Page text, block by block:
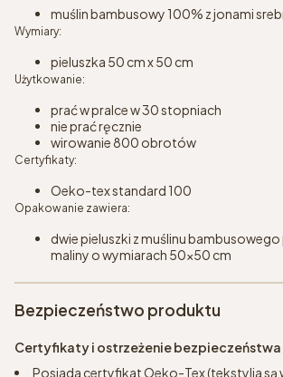
muślin bambusowy 100% z jonami
Wymiary:
pieluszka 50 cm x 50 cm
Użytkowanie:
prać w pralce w 30 stopniach
nie prać ręcznie
wirowanie 800 obrotów
Certyfikaty:
Oeko-tex standard 100
Opakowanie zawiera:
dwie pieluszki z muślinu
maliny o wymiarach 50x50 cm
Bezpieczeństwo produktu
Certyfikaty i ostrzeżenie bezpieczeństwa
Posiada certyfikat Oeko-Tex (tekstylia są